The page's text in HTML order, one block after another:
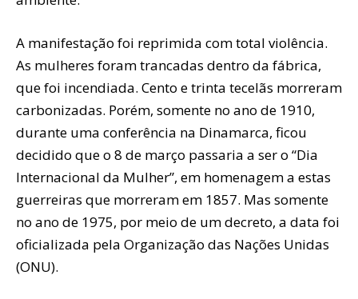
A manifestação foi reprimida com total violência.
As mulheres foram trancadas dentro da fábrica,
que foi incendiada. Cento e trinta tecelãs morreram
carbonizadas. Porém, somente no ano de 1910,
durante uma conferência na Dinamarca, ficou
decidido que o 8 de março passaria a ser o “Dia
Internacional da Mulher”, em homenagem a estas
guerreiras que morreram em 1857. Mas somente
no ano de 1975, por meio de um decreto, a data foi
oficializada pela Organização das Nações Unidas
(ONU).